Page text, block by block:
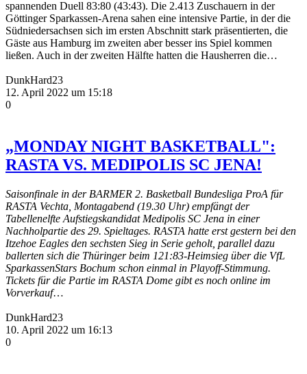
spannenden Duell 83:80 (43:43). Die 2.413 Zuschauern in der
Göttinger Sparkassen-Arena sahen eine intensive Partie, in der die
Südniedersachsen sich im ersten Abschnitt stark präsentierten, die
Gäste aus Hamburg im zweiten aber besser ins Spiel kommen
ließen. Auch in der zweiten Hälfte hatten die Hausherren die…
DunkHard23
12. April 2022 um 15:18
0
„MONDAY NIGHT BASKETBALL":
RASTA VS. MEDIPOLIS SC JENA!
Saisonfinale in der BARMER 2. Basketball Bundesliga ProA für
RASTA Vechta, Montagabend (19.30 Uhr) empfängt der
Tabellenelfte Aufstiegskandidat Medipolis SC Jena in einer
Nachholpartie des 29. Spieltages. RASTA hatte erst gestern bei den
Itzehoe Eagles den sechsten Sieg in Serie geholt, parallel dazu
ballerten sich die Thüringer beim 121:83-Heimsieg über die VfL
SparkassenStars Bochum schon einmal in Playoff-Stimmung.
Tickets für die Partie im RASTA Dome gibt es noch online im
Vorverkauf…
DunkHard23
10. April 2022 um 16:13
0